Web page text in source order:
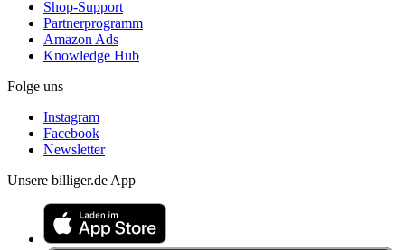
Shop-Support
Partnerprogramm
Amazon Ads
Knowledge Hub
Folge uns
Instagram
Facebook
Newsletter
Unsere billiger.de App